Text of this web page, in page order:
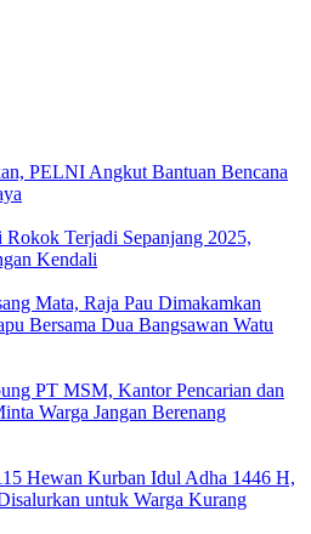
PELNI Angkut Bantuan Bencana
Rokok Terjadi Sepanjang 2025,
Kendali
Mata, Raja Pau Dimakamkan
Bersama Dua Bangsawan Watu
PT MSM, Kantor Pencarian dan
Warga Jangan Berenang
Hewan Kurban Idul Adha 1446 H,
untuk Warga Kurang